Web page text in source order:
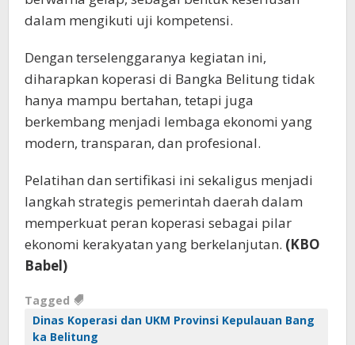
dalam mengikuti uji kompetensi.
Dengan terselenggaranya kegiatan ini,
diharapkan koperasi di Bangka Belitung tidak
hanya mampu bertahan, tetapi juga
berkembang menjadi lembaga ekonomi yang
modern, transparan, dan profesional.
Pelatihan dan sertifikasi ini sekaligus menjadi
langkah strategis pemerintah daerah dalam
memperkuat peran koperasi sebagai pilar
ekonomi kerakyatan yang berkelanjutan. (KBO
Babel)
Tagged
Dinas Koperasi dan UKM Provinsi Kepulauan Bang
ka Belitung